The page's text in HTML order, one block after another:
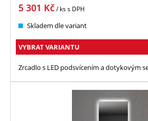
5 301 Kč/ kss DPH
Skladem dle variant
VYBRAT VARIANTU
Zrcadlo s LED podsvícením a dotykovým